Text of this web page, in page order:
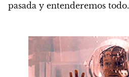
pasada y entenderemos todo.